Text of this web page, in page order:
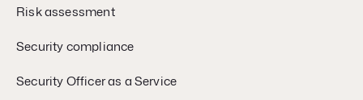
Risk assessment
Security compliance
Security Officer as a Service